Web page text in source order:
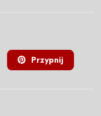
Przypnij